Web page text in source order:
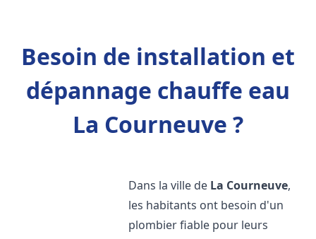
Besoin de installation et
dépannage chauffe eau
La Courneuve ?
Dans la ville de La Courneuve,
les habitants ont besoin d'un
plombier fiable pour leurs